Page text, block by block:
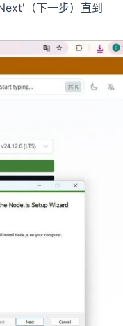
（下一步）直到